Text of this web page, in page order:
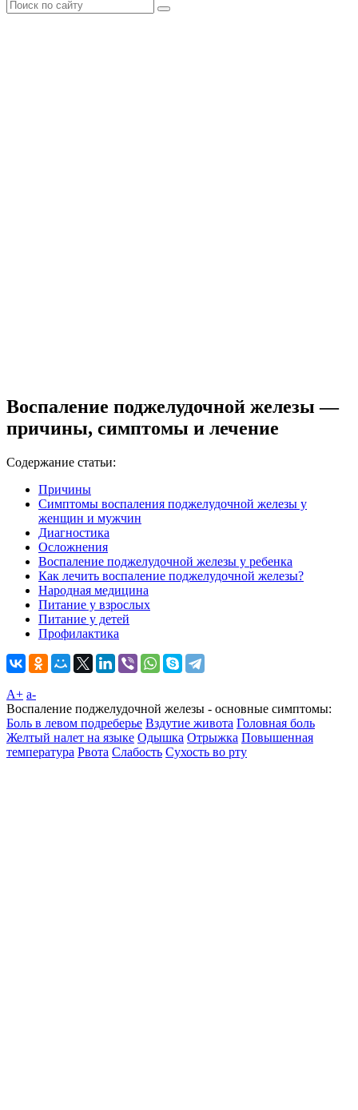
Воспаление поджелудочной железы —
причины, симптомы и лечение
Содержание статьи:
Причины
Симптомы воспаления поджелудочной железы у
женщин и мужчин
Диагностика
Осложнения
Воспаление поджелудочной железы у ребенка
Как лечить воспаление поджелудочной железы?
Народная медицина
Питание у взрослых
Питание у детей
Профилактика
A+ а-
Воспаление поджелудочной железы - основные симптомы:
Боль в левом подреберье Вздутие живота Головная боль
Желтый налет на языке Одышка Отрыжка Повышенная
температура Рвота Слабость Сухость во рту